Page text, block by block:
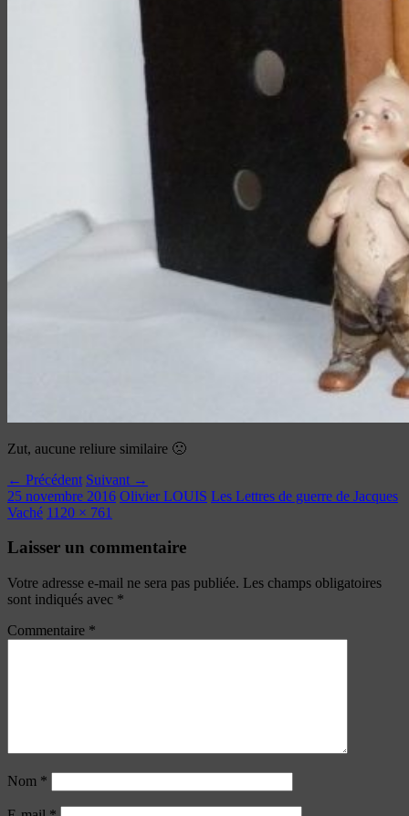
Zut, aucune reliure similaire 🙁
← Précédent Suivant →
25 novembre 2016 Olivier LOUIS Les Lettres de guerre de Jacques
Vaché 1120 × 761
Laisser un commentaire
Votre adresse e-mail ne sera pas publiée. Les champs obligatoires
sont indiqués avec *
Commentaire *
Nom *